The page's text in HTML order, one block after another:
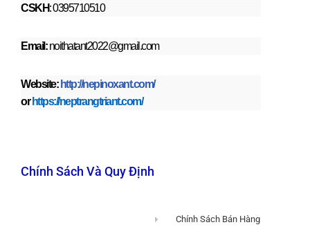
CSKH: 0395710510
Email:noithatant2022@gmail.com
Website: http://nepinoxant.com/
or https://neptrangtriant.com/
Chính Sách Và Quy Định
Chính Sách Bán Hàng